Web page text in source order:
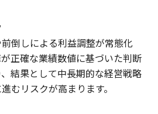
倒しによる利益調整が常態化
正確な業績数値に基づいた判断
結果として中長期的な経営戦略
むリスクが高まります。